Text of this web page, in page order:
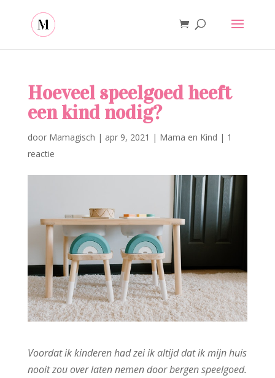
Hoeveel speelgoed heeft
een kind nodig?
door Mamagisch | apr 9, 2021 | Mama en Kind | 1
reactie
Voordat ik kinderen had zei ik altijd dat ik mijn huis
nooit zou over laten nemen door bergen speelgoed.